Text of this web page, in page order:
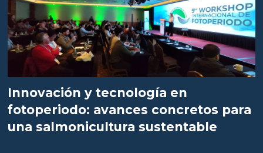
Innovación y tecnología en
fotoperiodo: avances concretos para
una salmonicultura sustentable